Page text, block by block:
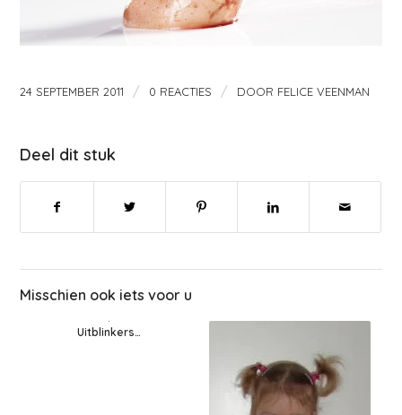
24 SEPTEMBER 2011 / 0 REACTIES / DOOR FELICE VEENMAN
Deel dit stuk
Misschien ook iets voor u
Uitblinkers…